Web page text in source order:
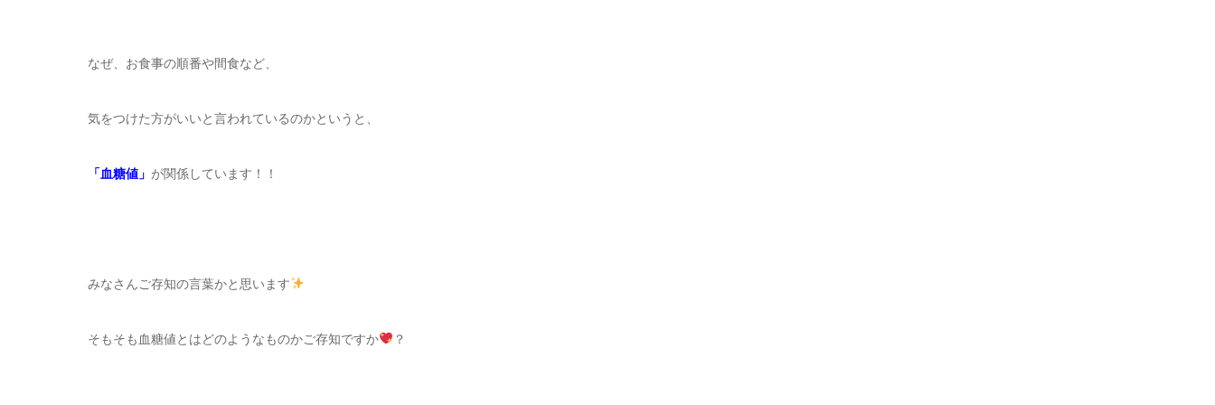
なぜ、お食事の順番や間食など、
気をつけた方がいいと言われているのかというと、
「血糖値」 が関係しています！！
みなさんご存知の言葉かと思います
そもそも血糖値とはどのようなものかご存知ですか ？